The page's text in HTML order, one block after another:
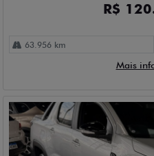
R$
63.956 km
Mais